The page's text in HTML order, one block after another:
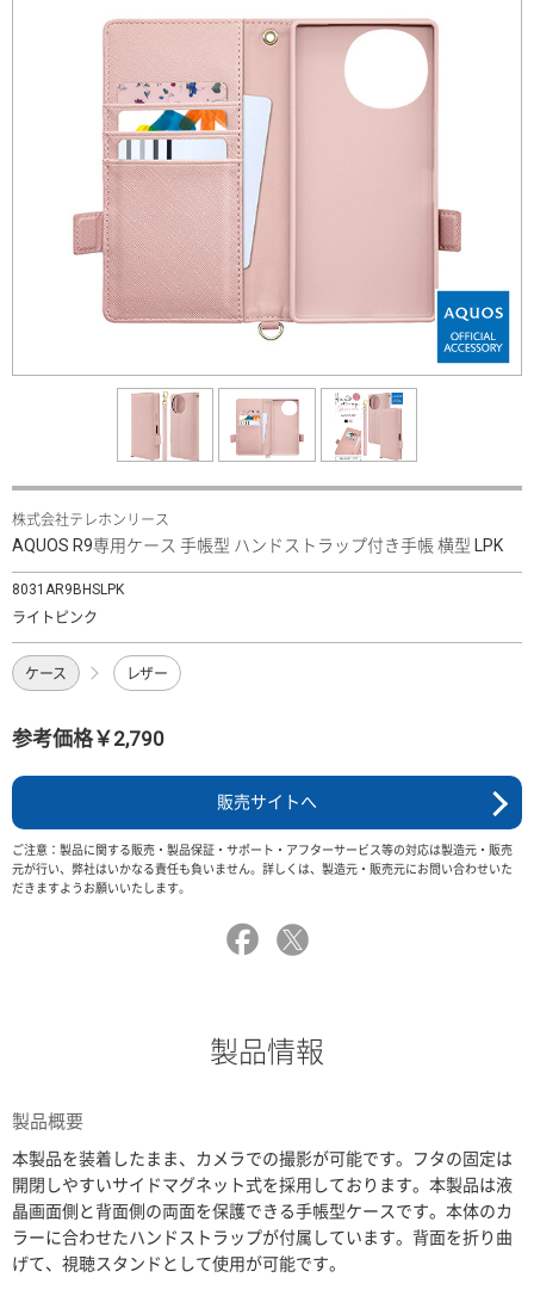
株式会社テレホンリース
AQUOS R9専用ケース 手帳型 ハンドストラップ付き手帳 横型 LPK
8031AR9BHSLPK
ライトピンク
ケース レザー
参考価格￥2,790
販売サイトへ
ご注意：製品に関する販売・製品保証・サポート・アフターサービス等の対応は製造元・販売
元が行い、弊社はいかなる責任も負いません。詳しくは、製造元・販売元にお問い合わせいた
だきますようお願いいたします。
製品情報
製品概要
本製品を装着したまま、カメラでの撮影が可能です。フタの固定は
開閉しやすいサイドマグネット式を採用しております。本製品は液
晶画面側と背面側の両面を保護できる手帳型ケースです。本体のカ
ラーに合わせたハンドストラップが付属しています。背面を折り曲
げて、視聴スタンドとして使用が可能です。